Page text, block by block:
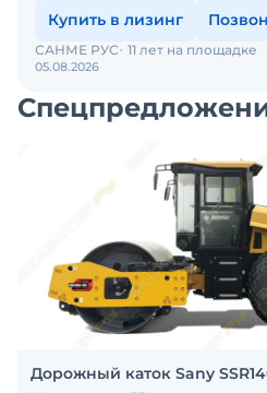
Купить в лизинг
05.08.2026
САНМЕ РУС 11 лет на площадке
Дорожный каток Sany